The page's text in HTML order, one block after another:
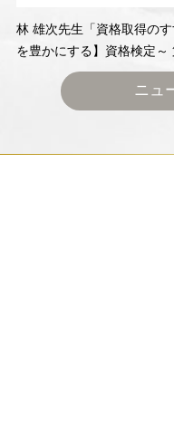
ニュ
林 雄次先生「資格取得の
を豊かにする】資格検定～